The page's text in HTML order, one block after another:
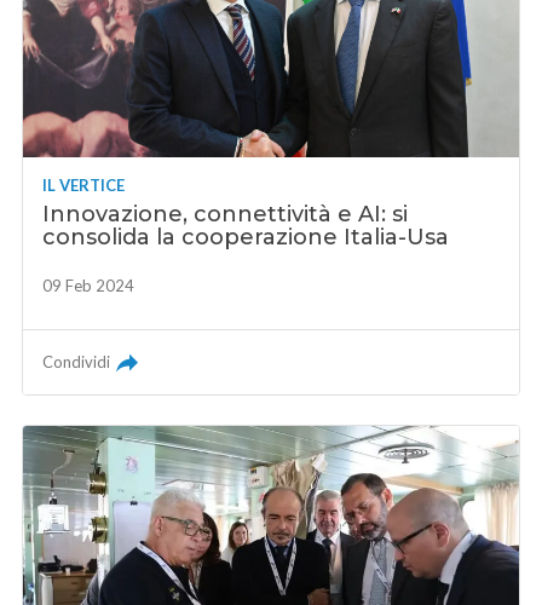
IL VERTICE
Innovazione, connettività e AI: si
consolida la cooperazione Italia-Usa
09 Feb 2024
Condividi